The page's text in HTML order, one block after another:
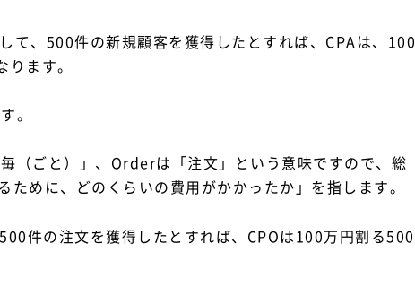
て、500件の新規顧客を獲得したとすれば、CPAは、100
ます。
。
（ごと）」、Orderは「注文」という意味ですので、総
めに、どのくらいの費用がかかったか」を指します。
件の注文を獲得したとすれば、CPOは100万円割る500